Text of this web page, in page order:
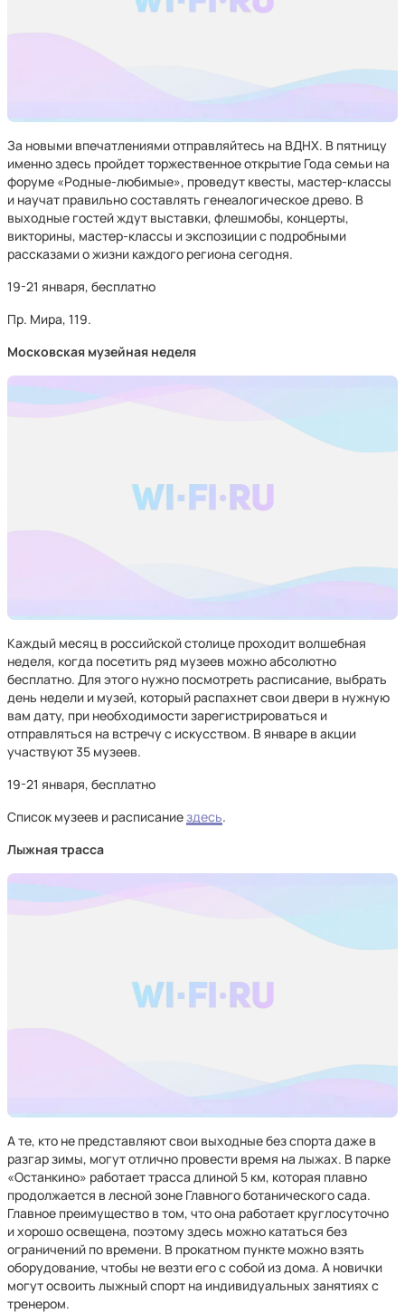
За новыми впечатлениями отправляйтесь на ВДНХ. В пятницу
именно здесь пройдет торжественное открытие Года семьи на
форуме «Родные-любимые», проведут квесты, мастер-классы
и научат правильно составлять генеалогическое древо. В
выходные гостей ждут выставки, флешмобы, концерты,
викторины, мастер-классы и экспозиции с подробными
рассказами о жизни каждого региона сегодня.
19-21 января, бесплатно
Пр. Мира, 119.
Московская музейная неделя
Каждый месяц в российской столице проходит волшебная
неделя, когда посетить ряд музеев можно абсолютно
бесплатно. Для этого нужно посмотреть расписание, выбрать
день недели и музей, который распахнет свои двери в нужную
вам дату, при необходимости зарегистрироваться и
отправляться на встречу с искусством. В январе в акции
участвуют 35 музеев.
19-21 января, бесплатно
Список музеев и расписаниездесь.
Лыжная трасса
А те, кто не представляют свои выходные без спорта даже в
разгар зимы, могут отлично провести время на лыжах. В парке
«Останкино» работает трасса длиной 5 км, которая плавно
продолжается в лесной зоне Главного ботанического сада.
Главное преимущество в том, что она работает круглосуточно
и хорошо освещена, поэтому здесь можно кататься без
ограничений по времени. В прокатном пункте можно взять
оборудование, чтобы не везти его с собой из дома. А новички
могут освоить лыжный спорт на индивидуальных занятиях с
тренером.